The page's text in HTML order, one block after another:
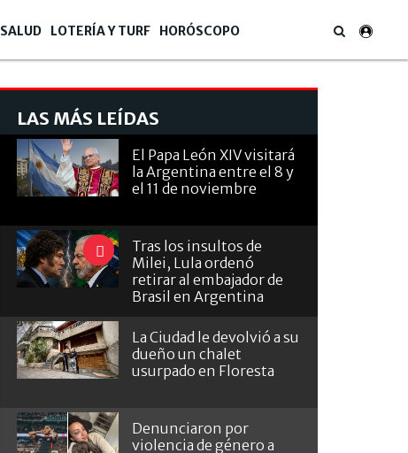
SALUD LOTERÍA Y TURF HORÓSCOPO
LAS MÁS LEÍDAS
El Papa León XIV visitará
la Argentina entre el 8 y
el 11 de noviembre
Tras los insultos de
Milei, Lula ordenó
retirar al embajador de
Brasil en Argentina
La Ciudad le devolvió a su
dueño un chalet
usurpado en Floresta
Denunciaron por
violencia de género a